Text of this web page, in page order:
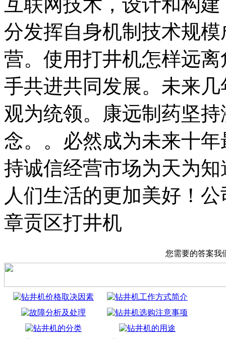
分发挥自身机制技术规
营。使用打井机怎样远
手共进共同发展。未来
观为统领。康远制药坚
念。。必然成为未来十
持诚信经营市场为天为
人们生活的更加美好！
章贡区打井机
您需要的答案我